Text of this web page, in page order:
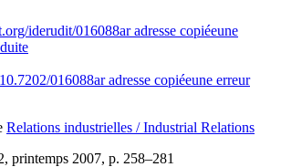
iderudit/016088aradresse copiéeune
016088aradresse copiéeune erreur
Relations industrielles / Industrial Relations
printemps 2007, p. 258–281